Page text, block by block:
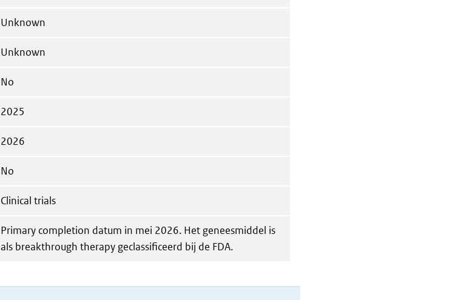
Unknown
Unknown
No
2025
2026
No
Clinical trials
Primary completion datum in mei 2026. Het geneesmiddel is
als breakthrough therapy geclassificeerd bij de FDA.